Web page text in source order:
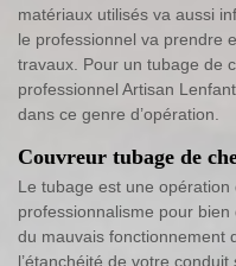
matériaux utilisés va aussi
le professionnel va prendre
travaux. Pour un tubage de
professionnel Artisan
dans ce genre d’opération.
Couvreur tubage de
Le tubage est une
professionnalisme pour
du mauvais fonctionnement
l’étanchéité de votre